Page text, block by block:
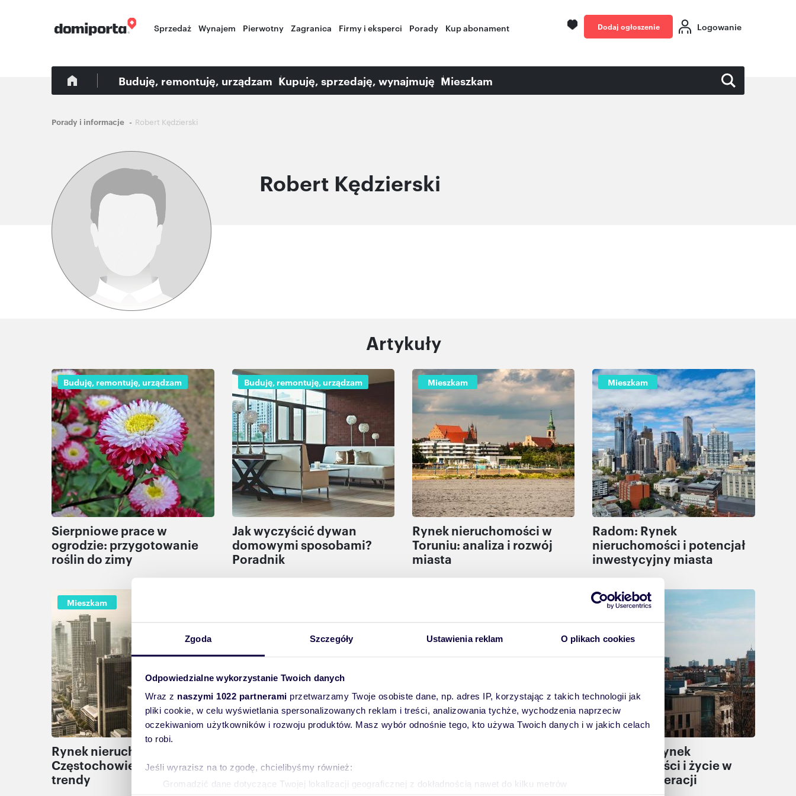
Zgoda Szczegóły Ustawienia reklam O plikach cookies
Odpowiedzialne wykorzystanie Twoich danych
Wraz z naszymi 1022 partnerami przetwarzamy Twoje osobiste dane, np. adres IP, korzystając z takich technologii jak
pliki cookie, w celu wyświetlania spersonalizowanych reklam i treści, analizowania tychże, wychodzenia naprzeciw
oczekiwaniom użytkowników i rozwoju produktów. Masz wybór odnośnie tego, kto używa Twoich danych i w jakich celach
to robi.
Jeśli wyrazisz na to zgodę, chcielibyśmy również:
Gromadzić dane dotyczące Twojej lokalizacji geograficznej z dokładnością nawet do kilku metrów
Sprzedaż Wynajem Pierwotny Zagranica Firmy i eksperci Porady Kup abonament Dodaj ogłoszenie Logowanie
Buduję, remontuję, urządzam Kupuję, sprzedaję, wynajmuję Mieszkam
Ścieżka
Porady i informacje Robert Kędzierski
Robert Kędzierski
Artykuły
Buduję, remontuję, urządzam
Sierpniowe prace w
ogrodzie: przygotowanie
roślin do zimy
Buduję, remontuję, urządzam
Jak wyczyścić dywan
domowymi sposobami?
Poradnik
Mieszkam
Rynek nieruchomości w
Toruniu: analiza i rozwój
miasta
Mieszkam
Radom: Rynek
nieruchomości i potencjał
inwestycyjny miasta
Mieszkam
Rynek nieruchomości w
Częstochowie – analiza i
trendy
nieruchomości i historia
rozwoju miasta
Podlasia
Mieszkam
Katowice: Rynek
nieruchomości i życie w
sercu aglomeracji